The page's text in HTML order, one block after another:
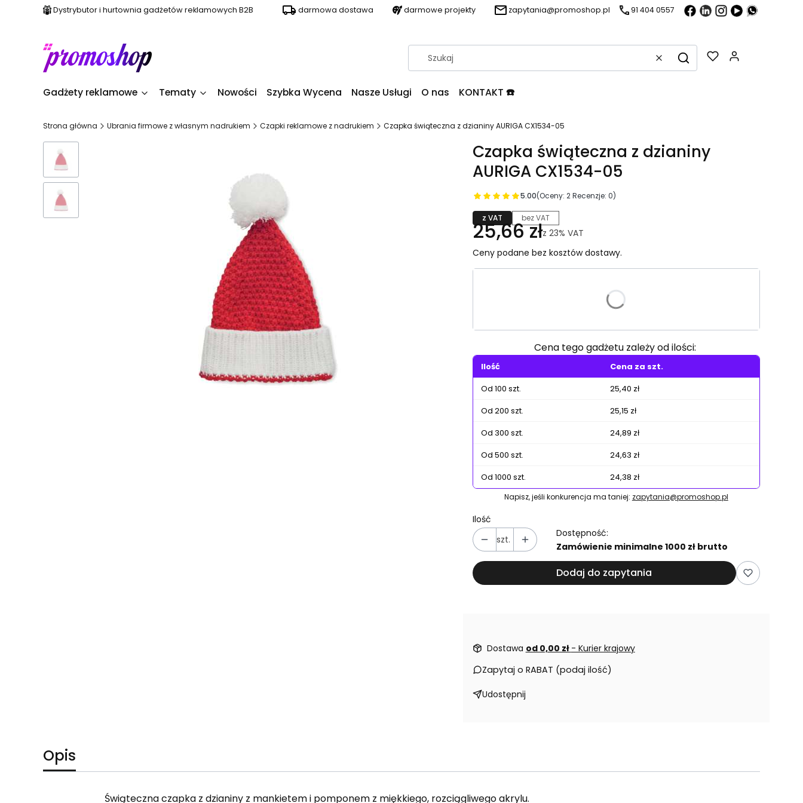
Dystrybutor i hurtownia gadżetów reklamowych B2B darmowa dostawa darmowe projekty zapytania@promoshop.pl 91 404 0557
WyczyśćSzukaj
Gadżety reklamowe Tematy Nowości Szybka Wycena Nasze Usługi O nas KONTAKT ☎️
Strona główna Ubrania firmowe z własnym nadrukiem Czapki reklamowe z nadrukiem Czapka świąteczna z dzianiny AURIGA CX1534-05
Czapka świąteczna z dzianiny
AURIGA CX1534-05
5.00(Oceny: 2 Recenzje: 0)
z VAT bez VAT
25,66 złz 23% VAT
Ceny podane bez kosztów dostawy.
Poszczególne warianty mogą różnić się ceną
Cena tego gadżetu zależy od ilości:
Ilość
Cena za szt.
Od 100 szt.
25,40 zł
Od 200 szt.
25,15 zł
Od 300 szt.
24,89 zł
Od 500 szt.
24,63 zł
Od 1000 szt.
24,38 zł
Napisz, jeśli konkurencja ma taniej: zapytania@promoshop.pl
Ilość
szt.
Dostępność:
Zamówienie minimalne 1000 zł brutto
Dodaj do zapytania
Dostawa od 0,00 zł - Kurier krajowy
Zapytaj o RABAT (podaj ilość)
Udostępnij
Opis
Świąteczna czapka z dzianiny z mankietem i pomponem z miękkiego, rozciągliwego akrylu.